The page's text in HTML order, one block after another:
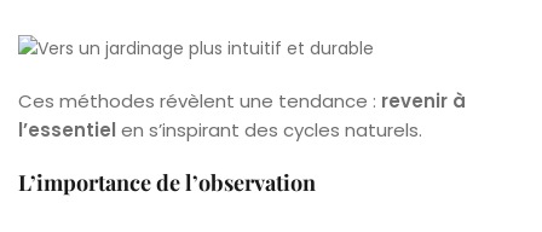
Ces méthodes révèlent une tendance : revenir à
l’essentiel en s’inspirant des cycles naturels.
L’importance de l’observation